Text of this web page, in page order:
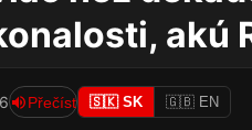
akú
Přečíst 🇸🇰 SK 🇬🇧 EN